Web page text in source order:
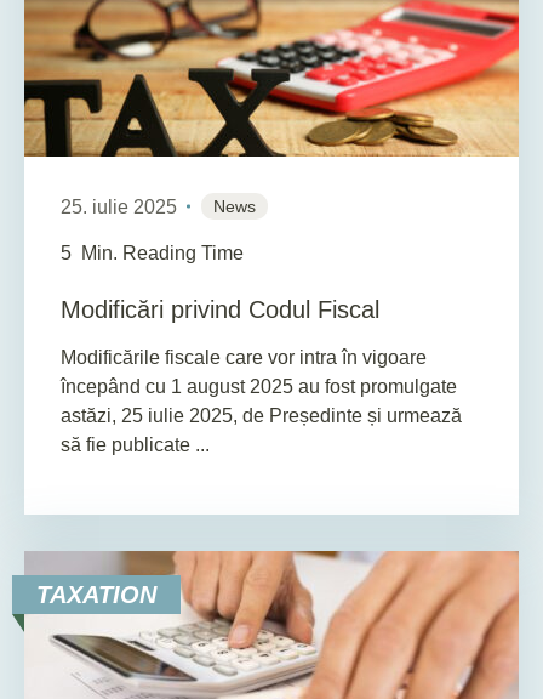
25. iulie 2025 News
5 Min. Reading Time
Modificări privind Codul Fiscal
Modificările fiscale care vor intra în vigoare
începând cu 1 august 2025 au fost promulgate
astăzi, 25 iulie 2025, de Președinte și urmează
să fie publicate ...
TAXATION